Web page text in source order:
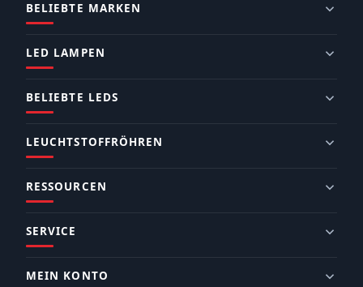
BELIEBTE MARKEN
LED LAMPEN
BELIEBTE LEDS
LEUCHTSTOFFRÖHREN
RESSOURCEN
SERVICE
MEIN KONTO